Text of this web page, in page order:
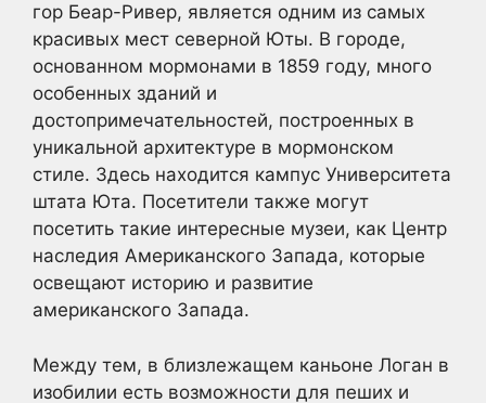
гор Беар-Ривер, является одним из самых
красивых мест северной Юты. В городе,
основанном мормонами в 1859 году, много
особенных зданий и
достопримечательностей, построенных в
уникальной архитектуре в мормонском
стиле. Здесь находится кампус Университета
штата Юта. Посетители также могут
посетить такие интересные музеи, как Центр
наследия Американского Запада, которые
освещают историю и развитие
американского Запада.
Между тем, в близлежащем каньоне Логан в
изобилии есть возможности для пеших и